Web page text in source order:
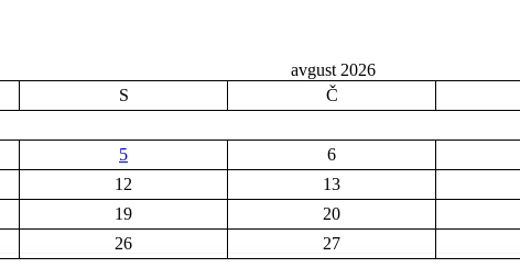
avgust 2026
S Č
5 6
12 13
19 20
26 27